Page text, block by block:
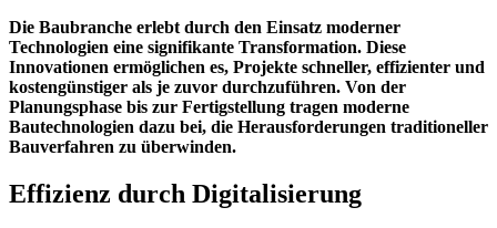
Die Baubranche erlebt durch den Einsatz moderner
Technologien eine signifikante Transformation. Diese
Innovationen ermöglichen es, Projekte schneller, effizienter und
kostengünstiger als je zuvor durchzuführen. Von der
Planungsphase bis zur Fertigstellung tragen moderne
Bautechnologien dazu bei, die Herausforderungen traditioneller
Bauverfahren zu überwinden.
Effizienz durch Digitalisierung